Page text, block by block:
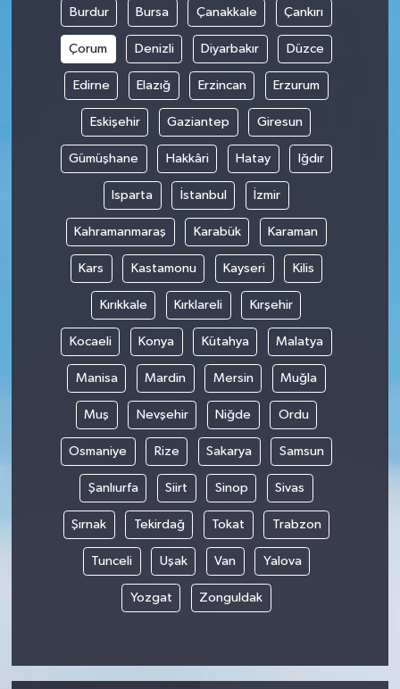
Burdur Bursa Çanakkale Çankırı
Çorum Denizli Diyarbakır Düzce
Edirne Elazığ Erzincan Erzurum
Eskişehir Gaziantep Giresun
Gümüşhane Hakkâri Hatay Iğdır
Isparta İstanbul İzmir
Kahramanmaraş Karabük Karaman
Kars Kastamonu Kayseri Kilis
Kırıkkale Kırklareli Kırşehir
Kocaeli Konya Kütahya Malatya
Manisa Mardin Mersin Muğla
Muş Nevşehir Niğde Ordu
Osmaniye Rize Sakarya Samsun
Şanlıurfa Siirt Sinop Sivas
Şırnak Tekirdağ Tokat Trabzon
Tunceli Uşak Van Yalova
Yozgat Zonguldak